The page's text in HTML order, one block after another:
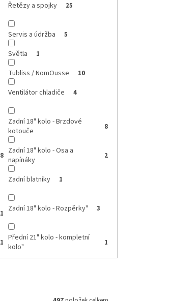
Řetězy a spojky 25
Servis a údržba 5
Světla 1
Tubliss / NomOusse 10
Ventilátor chladiče 4
Zadní 18" kolo - Brzdové
kotouče
8
8 Zadní 18" kolo - Osa a
napínáky
2
Zadní blatníky 1
1 Zadní 18" kolo - Rozpěrky" 3
1 Přední 21" kolo - kompletní
kolo"
1